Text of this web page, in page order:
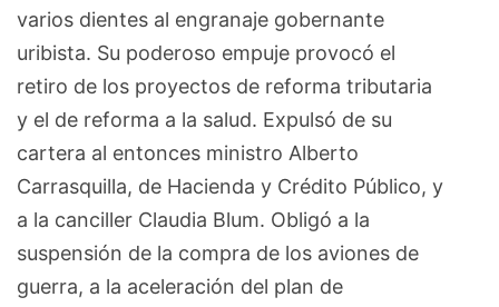
varios dientes al engranaje gobernante
uribista. Su poderoso empuje provocó el
retiro de los proyectos de reforma tributaria
y el de reforma a la salud. Expulsó de su
cartera al entonces ministro Alberto
Carrasquilla, de Hacienda y Crédito Público, y
a la canciller Claudia Blum. Obligó a la
suspensión de la compra de los aviones de
guerra, a la aceleración del plan de